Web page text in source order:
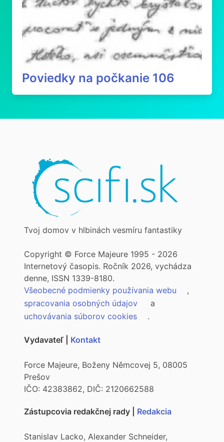
Poviedky na počkanie 106
Tvoj domov v hlbinách vesmíru fantastiky
Copyright © Force Majeure 1995 - 2026
Internetový časopis. Ročník 2026, vychádza
denne, ISSN 1339-8180.
Všeobecné podmienky používania webu
,
spracovania osobných údajov
a
uchovávania súborov cookies
.
Vydavateľ | Kontakt
Force Majeure, Boženy Němcovej 5, 08005
Prešov
IČO: 42383862, DIČ: 2120662588
Zástupcovia redakčnej rady | Redakcia
Stanislav Lacko, Alexander Schneider,